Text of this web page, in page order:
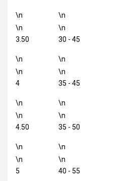
\n \n
\n
3.50
\n
\n
30 - 45
\n
\n
4
\n
\n
35 - 45
\n
\n
4.50
\n
\n
35 - 50
\n
\n
5
\n
40 - 55